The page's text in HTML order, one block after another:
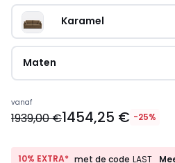
Karamel
Maten
Prijs
vanaf
In
vanaf
1939,00 €1454,25 € -25%
10% EXTRA* met de code LAST
10%